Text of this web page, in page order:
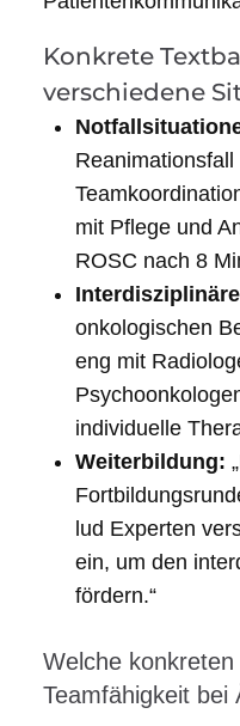
Konkrete
verschiedene
mit Pflege und
ROSC nach 8
onkologischen
eng mit
individuelle
Weiterbildung:
lud Experten
ein, um den
fördern.“
Welche
Teamfähigkeit bei